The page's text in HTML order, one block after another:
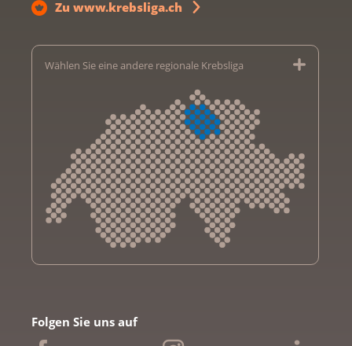
Zu www.krebsliga.ch
Wählen Sie eine andere regionale Krebsliga
Krebsliga Bern
Folgen Sie uns auf